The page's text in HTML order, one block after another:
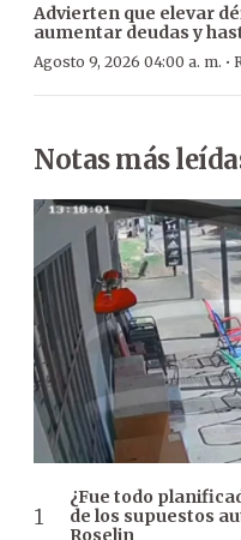
Advierten que elevar
aumentar deudas y
Agosto 9, 2026 04:00 a. m. ·
Notas más
¿Fue todo
de los supuestos
Roselin